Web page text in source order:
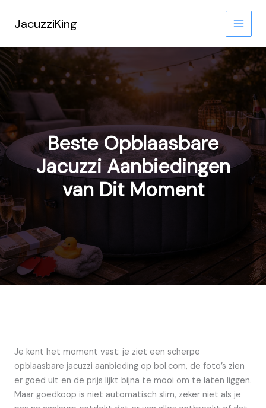
inhoud
JacuzziKing
Beste Opblaasbare
Jacuzzi Aanbiedingen
van Dit Moment
Je kent het moment vast: je ziet een scherpe
opblaasbare jacuzzi aanbieding op bol.com, de foto’s zien
er goed uit en de prijs lijkt bijna te mooi om te laten liggen.
Maar goedkoop is niet automatisch slim, zeker niet als je